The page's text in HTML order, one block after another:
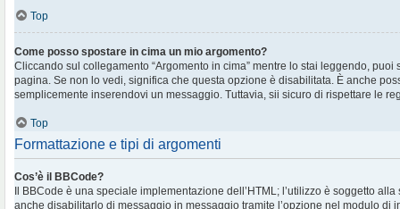
Top
Come posso spostare in cima un mio argomento?
Cliccando sul collegamento “Argomento in cima” mentre lo stai leggendo,
pagina. Se non lo vedi, significa che questa opzione è disabilitata. È anche
semplicemente inserendovi un messaggio. Tuttavia, sii sicuro di rispettare le
Top
Formattazione e tipi di argomenti
Cos’è il BBCode?
Il BBCode è una speciale implementazione dell’HTML; l’utilizzo è soggetto
anche disabilitarlo di messaggio in messaggio tramite l’opzione nel modulo di